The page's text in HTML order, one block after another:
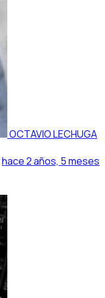
OCTAVIO LECHUGA
hace 2 años, 5 meses